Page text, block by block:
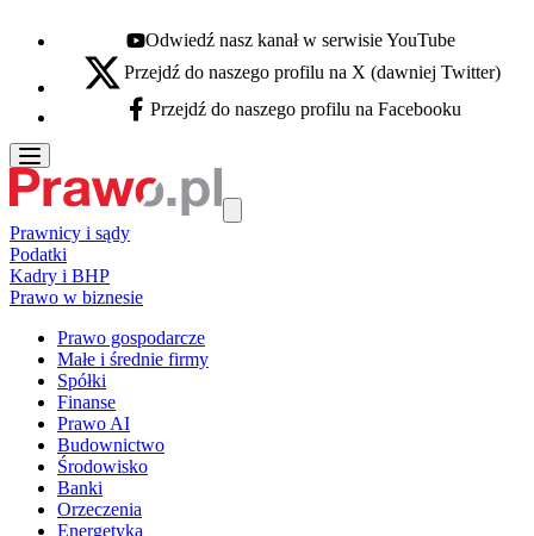
Youtube - otwiera się w nowej karcie
Odwiedź nasz kanał w serwisie YouTube
X - otwiera się w nowej karcie
Przejdź do naszego profilu na X (dawniej Twitter)
Facebook - otwiera się w nowej karcie
Przejdź do naszego profilu na Facebooku
Prawnicy i sądy
Podatki
Kadry i BHP
Prawo w biznesie
Prawo gospodarcze
Małe i średnie firmy
Spółki
Finanse
Prawo AI
Budownictwo
Środowisko
Banki
Orzeczenia
Energetyka